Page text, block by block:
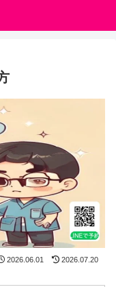
2026.06.01 2026.07.20